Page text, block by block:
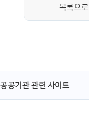
목록으로
공공기관 관련 사이트